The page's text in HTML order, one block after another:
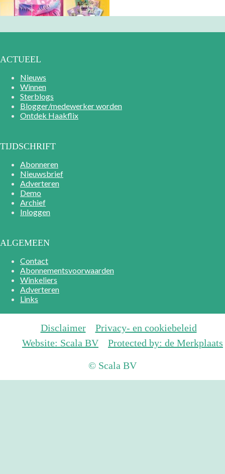
ACTUEEL
Nieuws
Winnen
Sterblogs
Blogger/medewerker worden
Ontdek Haakflix
TIJDSCHRIFT
Abonneren
Nieuwsbrief
Adverteren
Demo
Archief
Inloggen
ALGEMEEN
Contact
Abonnementsvoorwaarden
Winkeliers
Adverteren
Links
Disclaimer
Privacy- en cookiebeleid
Website: Scala BV
Protected by: de Merkplaats
© Scala BV